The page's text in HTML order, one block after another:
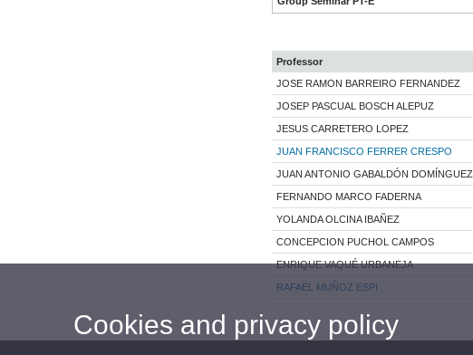
Professor
JOSE RAMON BARREIRO FERNANDEZ
JOSEP PASCUAL BOSCH ALEPUZ
JESUS CARRETERO LOPEZ
JUAN FRANCISCO FERRER CRESPO
JUAN ANTONIO GABALDÓN DOMÍNGUEZ
FERNANDO MARCO FADERNA
YOLANDA OLCINA IBAÑEZ
CONCEPCION PUCHOL CAMPOS
ENRIQUE VAQUÉ URBANEJA
RAFAEL MUÑOZ ESPI
Cookies and privacy policy